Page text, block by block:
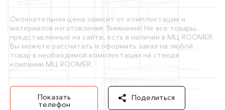
Окончательная цена зависит от комплектации и
материалов изготовления. Внимание! Не все товары,
представленные на сайте, есть в наличии в МЦ ROOMER.
Вы можете рассчитать и оформить заказ на любой
товар в необходимой комплектации на стенде
компании МЦ ROOMER.
Показать
телефон
Поделиться